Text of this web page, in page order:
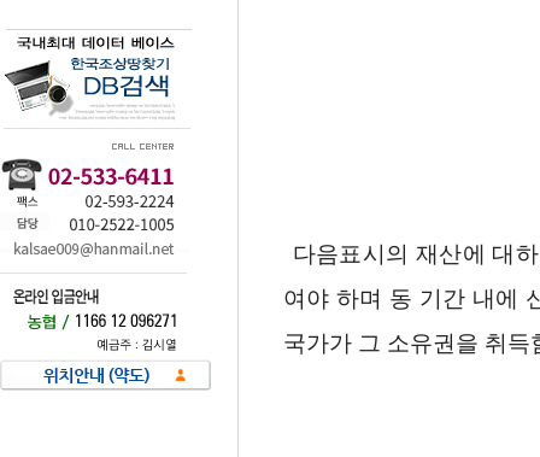
다음표시의 재산에 대
여야 하며 동 기간 내에
국가가 그 소유권을 취득